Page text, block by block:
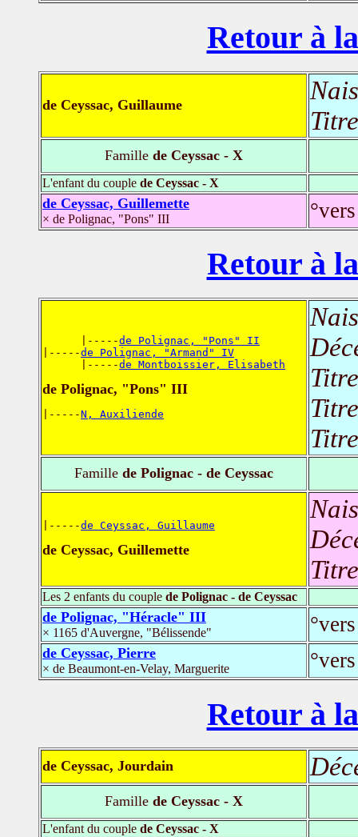
Retour à
de Ceyssac, Guillaume
Famille de Ceyssac - X
L'enfant du couple de Ceyssac - X
de Ceyssac, Guillemette
× de Polignac, "Pons" III
Retour à
      |-----
de Polignac, "Pons" II
|-----de Polignac, "Armand" IV
      |-----
de Montboissier, Elisabeth
de Polignac, "Pons" III
|-----N, Auxiliende
Famille de Polignac - de Ceyssac
|-----de Ceyssac, Guillaume
de Ceyssac, Guillemette
Les 2 enfants du couple de Polignac - de Ceyssac
de Polignac, "Héracle" III
× 1165 d'Auvergne, "Bélissende"
de Ceyssac, Pierre
× de Beaumont-en-Velay, Marguerite
Retour à
de Ceyssac, Jourdain
Famille de Ceyssac - X
L'enfant du couple de Ceyssac - X